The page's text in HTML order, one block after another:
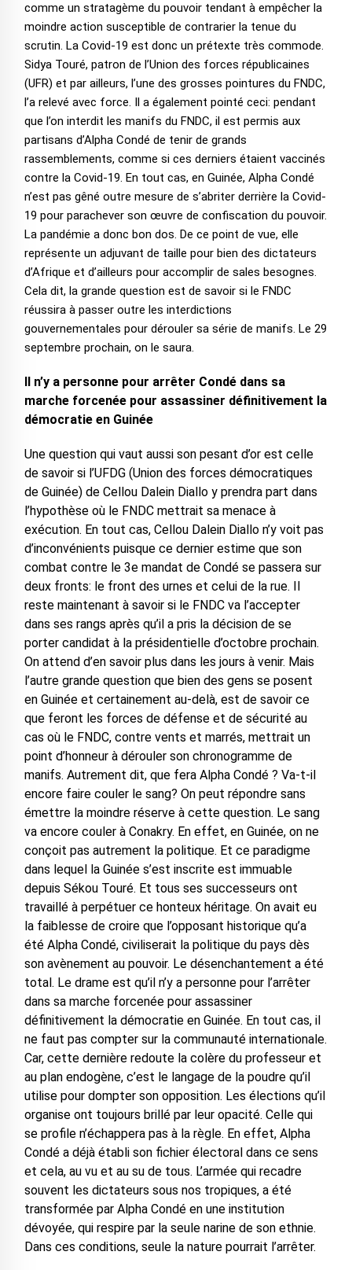
comme un stratagème du pouvoir tendant à empêcher la
moindre action susceptible de contrarier la tenue du
scrutin. La Covid-19 est donc un prétexte très commode.
Sidya Touré, patron de l’Union des forces républicaines
(UFR) et par ailleurs, l’une des grosses pointures du FNDC,
l’a relevé avec force. Il a également pointé ceci: pendant
que l’on interdit les manifs du FNDC, il est permis aux
partisans d’Alpha Condé de tenir de grands
rassemblements, comme si ces derniers étaient vaccinés
contre la Covid-19. En tout cas, en Guinée, Alpha Condé
n’est pas gêné outre mesure de s’abriter derrière la Covid-
19 pour parachever son œuvre de confiscation du pouvoir.
La pandémie a donc bon dos. De ce point de vue, elle
représente un adjuvant de taille pour bien des dictateurs
d’Afrique et d’ailleurs pour accomplir de sales besognes.
Cela dit, la grande question est de savoir si le FNDC
réussira à passer outre les interdictions
gouvernementales pour dérouler sa série de manifs. Le 29
septembre prochain, on le saura.
Il n’y a personne pour arrêter Condé dans sa
marche forcenée pour assassiner définitivement la
démocratie en Guinée
Une question qui vaut aussi son pesant d’or est celle
de savoir si l’UFDG (Union des forces démocratiques
de Guinée) de Cellou Dalein Diallo y prendra part dans
l’hypothèse où le FNDC mettrait sa menace à
exécution. En tout cas, Cellou Dalein Diallo n’y voit pas
d’inconvénients puisque ce dernier estime que son
combat contre le 3e mandat de Condé se passera sur
deux fronts: le front des urnes et celui de la rue. Il
reste maintenant à savoir si le FNDC va l’accepter
dans ses rangs après qu’il a pris la décision de se
porter candidat à la présidentielle d’octobre prochain.
On attend d’en savoir plus dans les jours à venir. Mais
l’autre grande question que bien des gens se posent
en Guinée et certainement au-delà, est de savoir ce
que feront les forces de défense et de sécurité au
cas où le FNDC, contre vents et marrés, mettrait un
point d’honneur à dérouler son chronogramme de
manifs. Autrement dit, que fera Alpha Condé ? Va-t-il
encore faire couler le sang? On peut répondre sans
émettre la moindre réserve à cette question. Le sang
va encore couler à Conakry. En effet, en Guinée, on ne
conçoit pas autrement la politique. Et ce paradigme
dans lequel la Guinée s’est inscrite est immuable
depuis Sékou Touré. Et tous ses successeurs ont
travaillé à perpétuer ce honteux héritage. On avait eu
la faiblesse de croire que l’opposant historique qu’a
été Alpha Condé, civiliserait la politique du pays dès
son avènement au pouvoir. Le désenchantement a été
total. Le drame est qu’il n’y a personne pour l’arrêter
dans sa marche forcenée pour assassiner
définitivement la démocratie en Guinée. En tout cas, il
ne faut pas compter sur la communauté internationale.
Car, cette dernière redoute la colère du professeur et
au plan endogène, c’est le langage de la poudre qu’il
utilise pour dompter son opposition. Les élections qu’il
organise ont toujours brillé par leur opacité. Celle qui
se profile n’échappera pas à la règle. En effet, Alpha
Condé a déjà établi son fichier électoral dans ce sens
et cela, au vu et au su de tous. L’armée qui recadre
souvent les dictateurs sous nos tropiques, a été
transformée par Alpha Condé en une institution
dévoyée, qui respire par la seule narine de son ethnie.
Dans ces conditions, seule la nature pourrait l’arrêter.